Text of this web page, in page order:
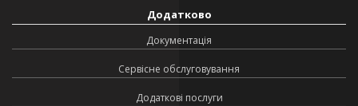
Додатково
Документація
Сервісне обслуговування
Додаткові послуги